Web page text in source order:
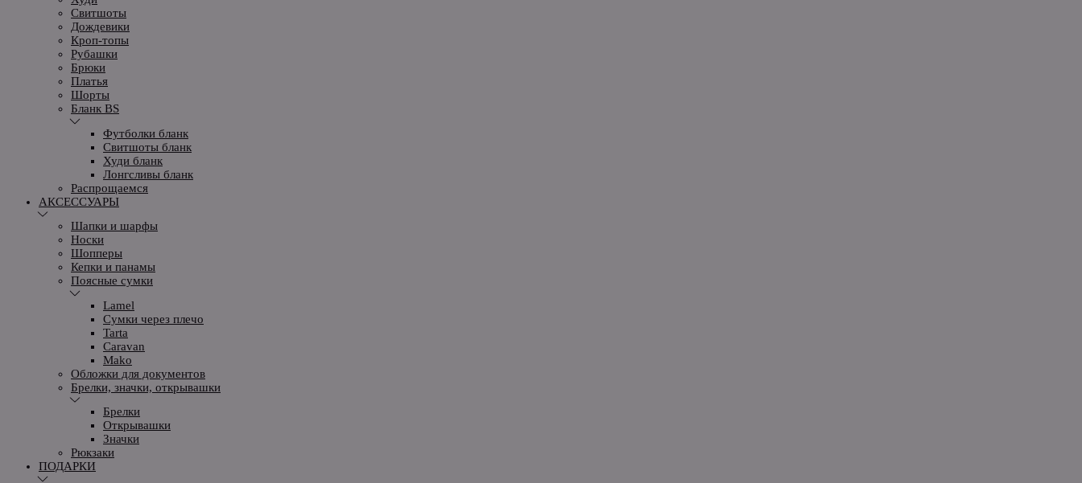
Свитшоты
Дождевики
Кроп-топы
Рубашки
Брюки
Платья
Шорты
Бланк BS
Футболки бланк
Свитшоты бланк
Худи бланк
Лонгсливы бланк
Распрощаемся
АКСЕССУАРЫ
Шапки и шарфы
Носки
Шопперы
Кепки и панамы
Поясные сумки
Lamel
Сумки через плечо
Tarta
Caravan
Mako
Обложки для документов
Брелки, значки, открывашки
Брелки
Открывашки
Значки
Рюкзаки
ПОДАРКИ